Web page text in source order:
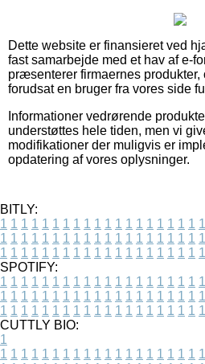
Dette website er finansieret ved
fast samarbejde med et hav af e-
præsenterer firmaernes produkter,
forudsat en bruger fra vores side
Informationer vedrørende
understøttes hele tiden, men vi
modifikationer der muligvis er
opdatering af vores oplysninger.
BITLY:
1 1 1 1 1 1 1 1 1 1 1 1 1 1 1 1 1 1 1 1
1 1 1 1 1 1 1 1 1 1 1 1 1 1 1 1 1 1 1 1
1 1 1 1 1 1 1 1 1 1 1 1 1 1 1 1 1 1 1 1
SPOTIFY:
1 1 1 1 1 1 1 1 1 1 1 1 1 1 1 1 1 1 1 1
1 1 1 1 1 1 1 1 1 1 1 1 1 1 1 1 1 1 1 1
1 1 1 1 1 1 1 1 1 1 1 1 1 1 1 1 1 1 1 1
CUTTLY BIO:
1
1 1 1 1 1 1 1 1 1 1 1 1 1 1 1 1 1 1 1 1